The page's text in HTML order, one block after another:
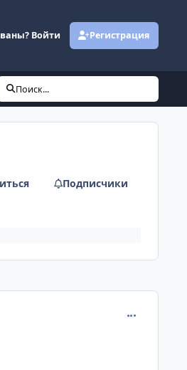
Войти Регистрация
ошибка датчика
Поиск...
Подписчики